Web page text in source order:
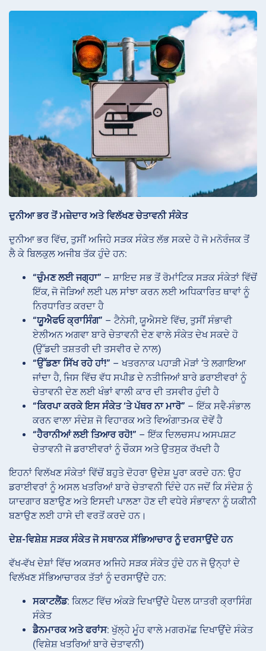
ਦੁਨੀਆ ਭਰ ਤੋਂ ਮਜ਼ੇਦਾਰ ਅਤੇ ਵਿਲੱਖਣ ਚੇਤਾਵਨੀ ਸੰਕੇਤ
ਦੁਨੀਆ ਭਰ ਵਿੱਚ, ਤੁਸੀਂ ਅਜਿਹੇ ਸੜਕ ਸੰਕੇਤ ਲੱਭ ਸਕਦੇ ਹੋ ਜੋ ਮਨੋਰੰਜਕ ਤੋਂ
ਲੈ ਕੇ ਬਿਲਕੁਲ ਅਜੀਬ ਤੱਕ ਹੁੰਦੇ ਹਨ:
“ਚੁੰਮਣ ਲਈ ਜਗ੍ਹਾ” – ਸ਼ਾਇਦ ਸਭ ਤੋਂ ਰੋਮਾਂਟਿਕ ਸੜਕ ਸੰਕੇਤਾਂ ਵਿੱਚੋਂ
ਇੱਕ, ਜੋ ਜੋੜਿਆਂ ਲਈ ਪਲ ਸਾਂਝਾ ਕਰਨ ਲਈ ਅਧਿਕਾਰਿਤ ਥਾਵਾਂ ਨੂੰ
ਨਿਰਧਾਰਿਤ ਕਰਦਾ ਹੈ
“ਯੂਐਫਓ ਕ੍ਰਾਸਿੰਗ” – ਟੈਨੇਸੀ, ਯੂਐਸਏ ਵਿੱਚ, ਤੁਸੀਂ ਸੰਭਾਵੀ
ਏਲੀਅਨ ਅਗਵਾ ਬਾਰੇ ਚੇਤਾਵਨੀ ਦੇਣ ਵਾਲੇ ਸੰਕੇਤ ਦੇਖ ਸਕਦੇ ਹੋ
(ਉੱਡਦੀ ਤਸ਼ਤਰੀ ਦੀ ਤਸਵੀਰ ਦੇ ਨਾਲ)
“ਉੱਡਣਾ ਸਿੱਖ ਰਹੇ ਹਾਂ!” – ਖਤਰਨਾਕ ਪਹਾੜੀ ਮੋੜਾਂ ‘ਤੇ ਲਗਾਇਆ
ਜਾਂਦਾ ਹੈ, ਜਿਸ ਵਿੱਚ ਵੱਧ ਸਪੀਡ ਦੇ ਨਤੀਜਿਆਂ ਬਾਰੇ ਡਰਾਈਵਰਾਂ ਨੂੰ
ਚੇਤਾਵਨੀ ਦੇਣ ਲਈ ਖੰਭਾਂ ਵਾਲੀ ਕਾਰ ਦੀ ਤਸਵੀਰ ਹੁੰਦੀ ਹੈ
“ਕਿਰਪਾ ਕਰਕੇ ਇਸ ਸੰਕੇਤ ‘ਤੇ ਪੱਥਰ ਨਾ ਮਾਰੋ” – ਇੱਕ ਸਵੈ-ਸੰਭਾਲ
ਕਰਨ ਵਾਲਾ ਸੰਦੇਸ਼ ਜੋ ਵਿਹਾਰਕ ਅਤੇ ਵਿਅੰਗਾਤਮਕ ਦੋਵੇਂ ਹੈ
“ਹੈਰਾਨੀਆਂ ਲਈ ਤਿਆਰ ਰਹੋ!” – ਇੱਕ ਦਿਲਚਸਪ ਅਸਪਸ਼ਟ
ਚੇਤਾਵਨੀ ਜੋ ਡਰਾਈਵਰਾਂ ਨੂੰ ਚੌਕਸ ਅਤੇ ਉਤਸੁਕ ਰੱਖਦੀ ਹੈ
ਇਹਨਾਂ ਵਿਲੱਖਣ ਸੰਕੇਤਾਂ ਵਿੱਚੋਂ ਬਹੁਤੇ ਦੋਹਰਾ ਉਦੇਸ਼ ਪੂਰਾ ਕਰਦੇ ਹਨ: ਉਹ
ਡਰਾਈਵਰਾਂ ਨੂੰ ਅਸਲ ਖਤਰਿਆਂ ਬਾਰੇ ਚੇਤਾਵਨੀ ਦਿੰਦੇ ਹਨ ਜਦੋਂ ਕਿ ਸੰਦੇਸ਼ ਨੂੰ
ਯਾਦਗਾਰ ਬਣਾਉਣ ਅਤੇ ਇਸਦੀ ਪਾਲਣਾ ਹੋਣ ਦੀ ਵਧੇਰੇ ਸੰਭਾਵਨਾ ਨੂੰ ਯਕੀਨੀ
ਬਣਾਉਣ ਲਈ ਹਾਸੇ ਦੀ ਵਰਤੋਂ ਕਰਦੇ ਹਨ।
ਦੇਸ਼-ਵਿਸ਼ੇਸ਼ ਸੜਕ ਸੰਕੇਤ ਜੋ ਸਥਾਨਕ ਸੱਭਿਆਚਾਰ ਨੂੰ ਦਰਸਾਉਂਦੇ ਹਨ
ਵੱਖ-ਵੱਖ ਦੇਸ਼ਾਂ ਵਿੱਚ ਅਕਸਰ ਅਜਿਹੇ ਸੜਕ ਸੰਕੇਤ ਹੁੰਦੇ ਹਨ ਜੋ ਉਨ੍ਹਾਂ ਦੇ
ਵਿਲੱਖਣ ਸੱਭਿਆਚਾਰਕ ਤੱਤਾਂ ਨੂੰ ਦਰਸਾਉਂਦੇ ਹਨ:
ਸਕਾਟਲੈਂਡ: ਕਿਲਟ ਵਿੱਚ ਅੰਕੜੇ ਦਿਖਾਉਂਦੇ ਪੈਦਲ ਯਾਤਰੀ ਕ੍ਰਾਸਿੰਗ
ਸੰਕੇਤ
ਡੈਨਮਾਰਕ ਅਤੇ ਫਰਾਂਸ: ਖੁੱਲ੍ਹੇ ਮੂੰਹ ਵਾਲੇ ਮਗਰਮੱਛ ਦਿਖਾਉਂਦੇ ਸੰਕੇਤ
(ਵਿਸ਼ੇਸ਼ ਖਤਰਿਆਂ ਬਾਰੇ ਚੇਤਾਵਨੀ)